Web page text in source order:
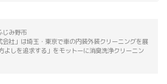
じみ野市
会社」は埼玉・東京で車の内装外装クリーニングを展
よしを追求する」をモットーに消臭洗浄クリーニン